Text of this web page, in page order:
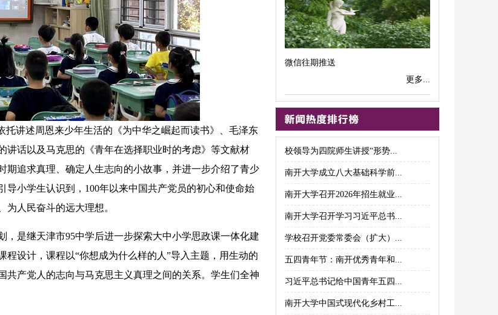
讲述周恩来少年生活的《为中华之崛起而读书》、毛泽东
讲话以及马克思的《青年在选择职业时的考虑》等文献材
追求真理、确定人生志向的小故事，并进一步介绍了青少
小学生认识到，100年以来中国共产党员的初心和使命始
人民奋斗的远大理想。
是继天津市95中学后进一步探索大中小学思政课一体化建
设计，课程以“你想成为什么样的人”导入主题，用生动的
产党人的志向与马克思主义真理之间的关系。学生们全神
微信往期推送
更多...
校领导为四院师生讲授“形势...
南开大学成立八大基础科学前...
南开大学召开2026年招生就业...
南开大学召开学习习近平总书...
学校召开党委常委会（扩大）...
五四青年节：南开优秀青年和...
习近平总书记给中国青年五四...
南开大学中国式现代化乡村工...